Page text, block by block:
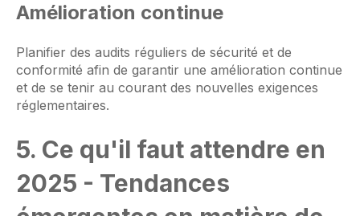
Amélioration continue
Planifier des audits réguliers de sécurité et de
conformité afin de garantir une amélioration continue
et de se tenir au courant des nouvelles exigences
réglementaires.
5. Ce qu'il faut attendre en
2025 - Tendances